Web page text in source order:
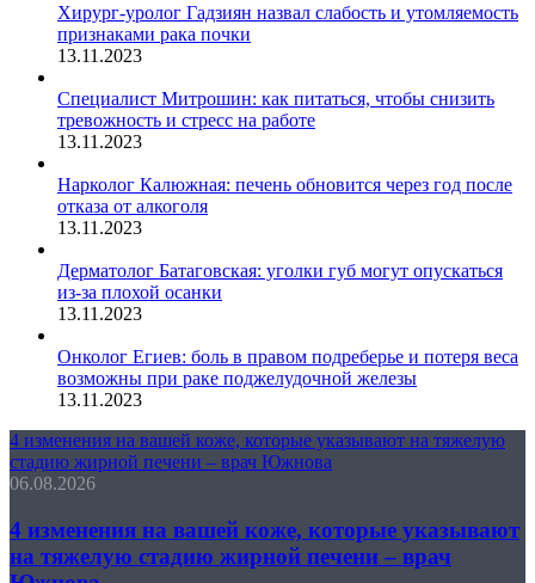
Хирург-уролог Гадзиян назвал слабость и утомляемость
признаками рака почки
13.11.2023
Специалист Митрошин: как питаться, чтобы снизить
тревожность и стресс на работе
13.11.2023
Нарколог Калюжная: печень обновится через год после
отказа от алкоголя
13.11.2023
Дерматолог Батаговская: уголки губ могут опускаться
из-за плохой осанки
13.11.2023
Онколог Егиев: боль в правом подреберье и потеря веса
возможны при раке поджелудочной железы
13.11.2023
4 изменения на вашей коже, которые указывают на тяжелую
стадию жирной печени – врач Южнова
06.08.2026
4 изменения на вашей коже, которые указывают
на тяжелую стадию жирной печени – врач